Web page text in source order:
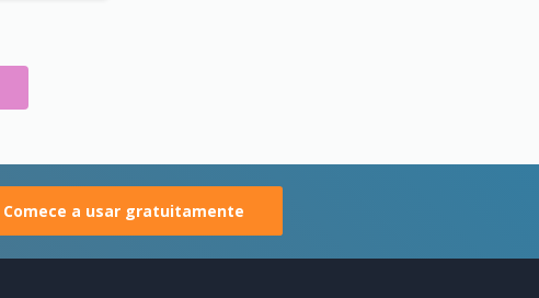
Comece a usar gratuitamente